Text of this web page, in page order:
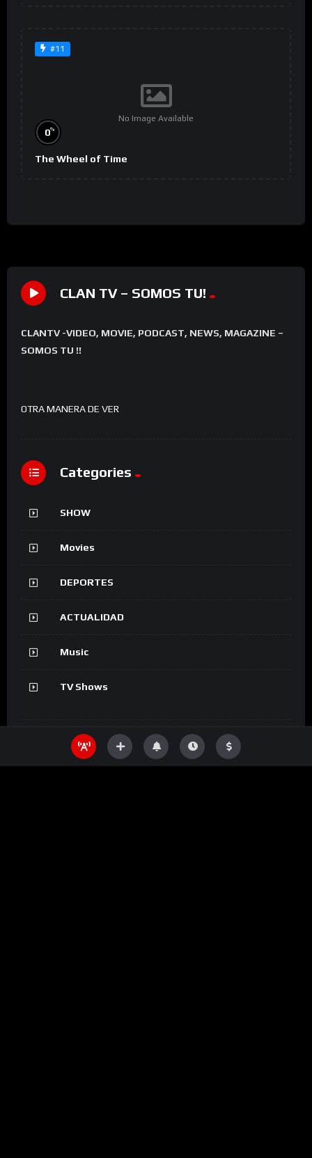
#11
No Image Available
0%
The Wheel of Time
CLAN TV – SOMOS TU!
CLANTV -VIDEO, MOVIE, PODCAST, NEWS, MAGAZINE –
SOMOS TU !!
OTRA MANERA DE VER
Categories
SHOW
Movies
DEPORTES
ACTUALIDAD
Music
TV Shows
Information